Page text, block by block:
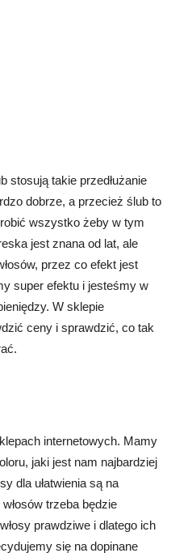
stosują takie przedłużanie
dobrze, a przecież ślub to
wszystko żeby w tym
jest znana od lat, ale
przez co efekt jest
super efektu i jesteśmy w
W sklepie
ceny i sprawdzić, co tak
internetowych. Mamy
jaki jest nam najbardziej
dla ułatwienia są na
trzeba będzie
prawdziwe i dlatego ich
się na dopinane